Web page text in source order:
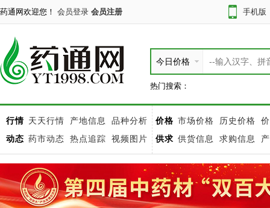
药通网欢迎您！ 会员登录 会员注册 手机版
今日价格
热门搜索：
行情 天天行情 产地信息
品种分析
动态 药市动态 热点追踪 视频图片
价格 市场价格 历史价格
供求 供货信息 求购信息